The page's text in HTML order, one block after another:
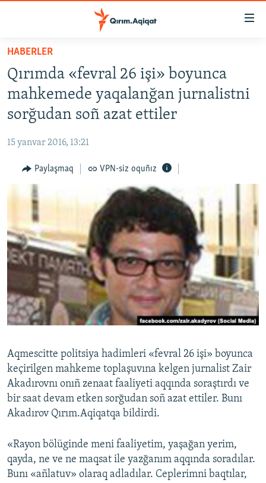
Esas
qaytmaq
Baş
navigatsiyağa
qaytmaq
Qıdıruvğa
qaytmaq
HABERLER
SİYASET
İQTİSADİYAT
MEDENİYET
İNSAN AQLARI
VİDEO
SÜRET
BLOGLAR
FİKİR
Русский
Українською
RFE/RS bütün saytları
HABERLER
Qırımda «fevral 26 işi» boyunca
mahkemede yaqalanğan jurnalistni
sorğudan soñ azat ettiler
15 yanvar 2016, 13:21
Paylaşmaq VPN-siz oquñız
Aqmescitte politsiya hadimleri «fevral 26 işi» boyunca
keçirilgen mahkeme toplaşuvına kelgen jurnalist Zair
Akadırovnı onıñ zenaat faaliyeti aqqında soraştırdı ve
bir saat devam etken sorğudan soñ azat ettiler. Bunı
Akadırov Qırım.Aqiqatqa bildirdi.
«Rayon bölüginde meni faaliyetim, yaşağan yerim,
qayda, ne ve ne maqsat ile yazğanım aqqında soradılar.
Bunı «añlatuv» olaraq adladılar. Ceplerimni baqtılar,